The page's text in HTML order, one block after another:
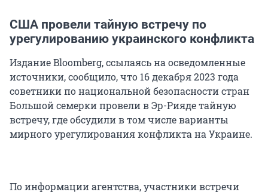
США провели тайную встречу по
урегулированию украинского конфликта
Издание Bloomberg, ссылаясь на осведомленные
источники, сообщило, что 16 декабря 2023 года
советники по национальной безопасности стран
Большой семерки провели в Эр-Рияде тайную
встречу, где обсудили в том числе варианты
мирного урегулирования конфликта на Украине.
По информации агентства, участники встречи